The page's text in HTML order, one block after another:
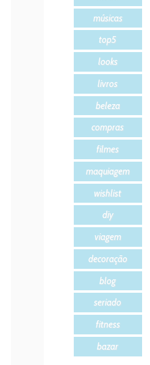
músicas
top5
looks
livros
beleza
compras
filmes
maquiagem
wishlist
diy
viagem
decoração
blog
seriado
fitness
bazar